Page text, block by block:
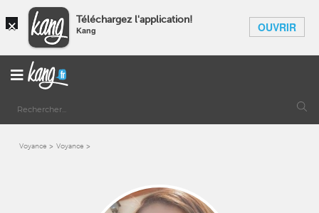
× Téléchargez l'application!
Kang OUVRIR
Voyance Voyance